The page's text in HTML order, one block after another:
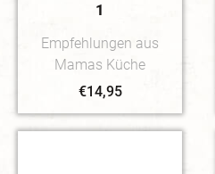
1
Empfehlungen aus
Mamas Küche
€14,95